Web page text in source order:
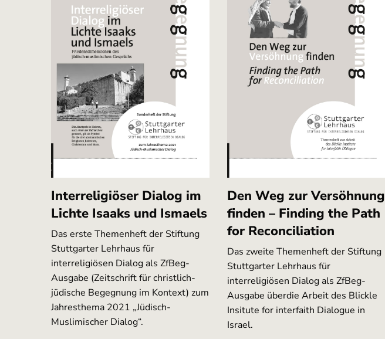
Interreligiöser Dialog im
Lichte Isaaks und Ismaels
Das erste Themenheft der Stiftung
Stuttgarter Lehrhaus für
interreligiösen Dialog als ZfBeg-
Ausgabe (Zeitschrift für christlich-
jüdische Begegnung im Kontext) zum
Jahresthema 2021 „Jüdisch-
Muslimischer Dialog“.
Den Weg zur Versöhnung
finden – Finding the Path
for Reconciliation
Das zweite Themenheft der Stiftung
Stuttgarter Lehrhaus für
interreligiösen Dialog als ZfBeg-
Ausgabe überdie Arbeit des Blickle
Insitute for interfaith Dialogue in
Israel.